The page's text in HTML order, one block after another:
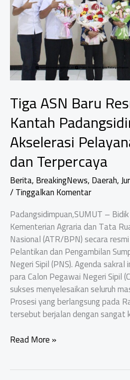
Menunggu
Bukti,
Bukan
Janji
Tiga ASN Baru
Kantah
Akselerasi
dan Terpercaya
Berita,BreakingNews,Daerah,
/Tinggalkan Komentar
Padangsidimpuan,SUMUT –
Kementerian Agraria dan Tata
Nasional (ATR/BPN) secara
Pelantikan dan Pengambilan
Negeri Sipil (PNS). Agenda sakral
para Calon Pegawai Negeri Sipil
sukses menyelesaikan seluruh
Prosesi yang berlangsung pada
tersebut berjalan dengan sangat
Tiga
Read More »